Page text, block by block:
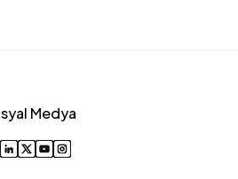
Medya